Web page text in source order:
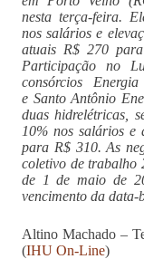
nesta terça-feira.
nos salários e
atuais R$ 270
Participação no
consórcios
e Santo Antônio
duas hidrelétricas,
10% nos salários
para R$ 310. As
coletivo de trabalho
de 1 de maio de
vencimento da data-
Altino Machado –
(IHU On-Line)